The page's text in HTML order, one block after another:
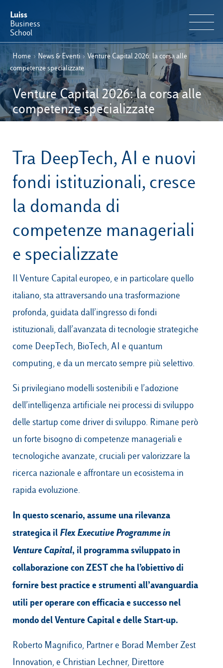
Luiss
Business
School
IT
Offerta Formativa
Perché Luiss Business School
Faculty & Ricerca
Operation & Students’ Experience
E-Learning
Campus & Hub:
Milano
Belluno
Amsterdam
Dubai
Luiss.it Alumni
Home › News & Eventi › Venture Capital 2026: la corsa alle
competenze specializzate
Venture Capital 2026: la corsa alle
competenze specializzate
Tra DeepTech, AI e nuovi
fondi istituzionali, cresce
la domanda di
competenze manageriali
e specializzate
Il Venture Capital europeo, e in particolare quello
italiano, sta attraversando una trasformazione
profonda, guidata dall’ingresso di fondi
istituzionali, dall’avanzata di tecnologie strategiche
come DeepTech, BioTech, AI e quantum
computing, e da un mercato sempre più selettivo.
Si privilegiano modelli sostenibili e l’adozione
dell’intelligenza artificiale nei processi di sviluppo
delle startup come driver di sviluppo. Rimane però
un forte bisogno di competenze manageriali e
tecnologiche avanzate, cruciali per valorizzare la
ricerca nazionale e affrontare un ecosistema in
rapida evoluzione.
In questo scenario, assume una rilevanza
strategica il Flex Executive Programme in
Venture Capital, il programma sviluppato in
collaborazione con ZEST che ha l’obiettivo di
fornire best practice e strumenti all’avanguardia
utili per operare con efficacia e successo nel
mondo del Venture Capital e delle Start-up.
Roberto Magnifico, Partner e Borad Member Zest
Innovation, e Christian Lechner, Direttore